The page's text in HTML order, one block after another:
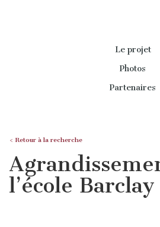
Le projet
Photos
Partenaires
< Retour à la recherche
l’école Barclay